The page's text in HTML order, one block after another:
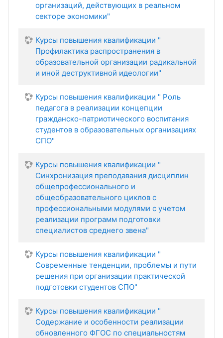
организаций, действующих в реальном
секторе экономики"
Курсы повышения квалификации "
Профилактика распространения в
образовательной организации радикальной
и иной деструктивной идеологии"
Курсы повышения квалификации " Роль
педагога в реализации концепции
гражданско-патриотического воспитания
студентов в образовательных организациях
СПО"
Курсы повышения квалификации "
Синхронизация преподавания дисциплин
общепрофессионального и
общеобразовательного циклов с
профессиональными модулями с учетом
реализации программ подготовки
специалистов среднего звена"
Курсы повышения квалификации "
Современные тенденции, проблемы и пути
решения при организации практической
подготовки студентов СПО"
Курсы повышения квалификации "
Содержание и особенности реализации
обновленного ФГОС по специальностям